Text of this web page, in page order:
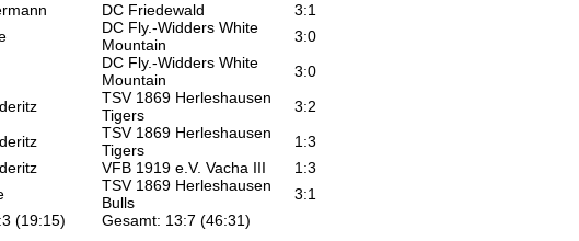
DC Friedewald
3:1
DC Fly.-Widders White
Mountain
3:0
DC Fly.-Widders White
Mountain
3:0
TSV 1869 Herleshausen
Tigers
3:2
TSV 1869 Herleshausen
Tigers
1:3
VFB 1919 e.V. Vacha III
1:3
TSV 1869 Herleshausen
Bulls
3:1
(19:15) Gesamt: 13:7 (46:31)